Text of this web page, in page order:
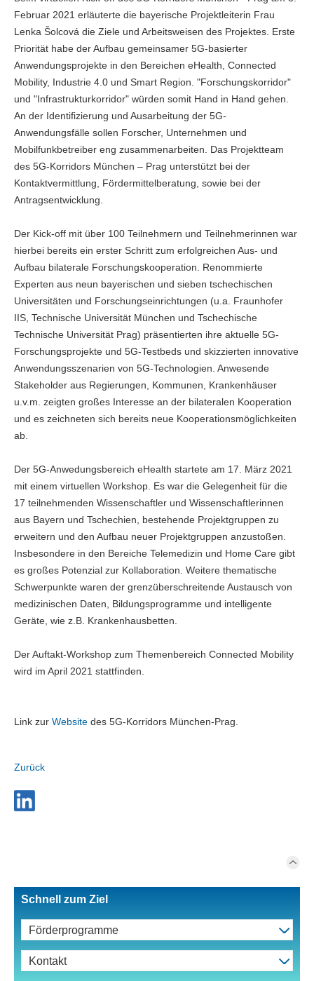
Februar 2021 erläuterte die bayerische Projektleiterin Frau
Lenka Šolcová die Ziele und Arbeitsweisen des Projektes. Erste
Priorität habe der Aufbau gemeinsamer 5G-basierter
Anwendungsprojekte in den Bereichen eHealth, Connected
Mobility, Industrie 4.0 und Smart Region. "Forschungskorridor"
und "Infrastrukturkorridor" würden somit Hand in Hand gehen.
An der Identifizierung und Ausarbeitung der 5G-
Anwendungsfälle sollen Forscher, Unternehmen und
Mobilfunkbetreiber eng zusammenarbeiten. Das Projektteam
des 5G-Korridors München – Prag unterstützt bei der
Kontaktvermittlung, Fördermittelberatung, sowie bei der
Antragsentwicklung.
Der Kick-off mit über 100 Teilnehmern und Teilnehmerinnen war
hierbei bereits ein erster Schritt zum erfolgreichen Aus- und
Aufbau bilaterale Forschungskooperation. Renommierte
Experten aus neun bayerischen und sieben tschechischen
Universitäten und Forschungseinrichtungen (u.a. Fraunhofer
IIS, Technische Universität München und Tschechische
Technische Universität Prag) präsentierten ihre aktuelle 5G-
Forschungsprojekte und 5G-Testbeds und skizzierten innovative
Anwendungsszenarien von 5G-Technologien. Anwesende
Stakeholder aus Regierungen, Kommunen, Krankenhäuser
u.v.m. zeigten großes Interesse an der bilateralen Kooperation
und es zeichneten sich bereits neue Kooperationsmöglichkeiten
ab.
Der 5G-Anwedungsbereich eHealth startete am 17. März 2021
mit einem virtuellen Workshop. Es war die Gelegenheit für die
17 teilnehmenden Wissenschaftler und Wissenschaftlerinnen
aus Bayern und Tschechien, bestehende Projektgruppen zu
erweitern und den Aufbau neuer Projektgruppen anzustoßen.
Insbesondere in den Bereiche Telemedizin und Home Care gibt
es großes Potenzial zur Kollaboration. Weitere thematische
Schwerpunkte waren der grenzüberschreitende Austausch von
medizinischen Daten, Bildungsprogramme und intelligente
Geräte, wie z.B. Krankenhausbetten.
Der Auftakt-Workshop zum Themenbereich Connected Mobility
wird im April 2021 stattfinden.
Link zur Website des 5G-Korridors München-Prag.
Zurück
Schnell zum Ziel
Förderprogramme
Kontakt